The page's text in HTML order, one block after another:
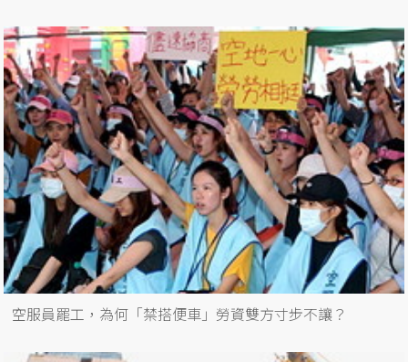
空服員罷工，為何「禁搭便車」勞資雙方寸步不讓？